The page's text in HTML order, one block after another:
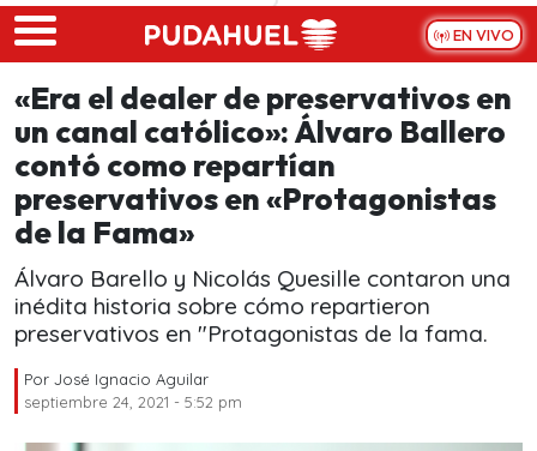
Skip to main content
EN VIVO
«Era el dealer de preservativos en
un canal católico»: Álvaro Ballero
contó como repartían
preservativos en «Protagonistas
de la Fama»
Álvaro Barello y Nicolás Quesille contaron una
inédita historia sobre cómo repartieron
preservativos en "Protagonistas de la fama.
Por José Ignacio Aguilar
septiembre 24, 2021 - 5:52 pm